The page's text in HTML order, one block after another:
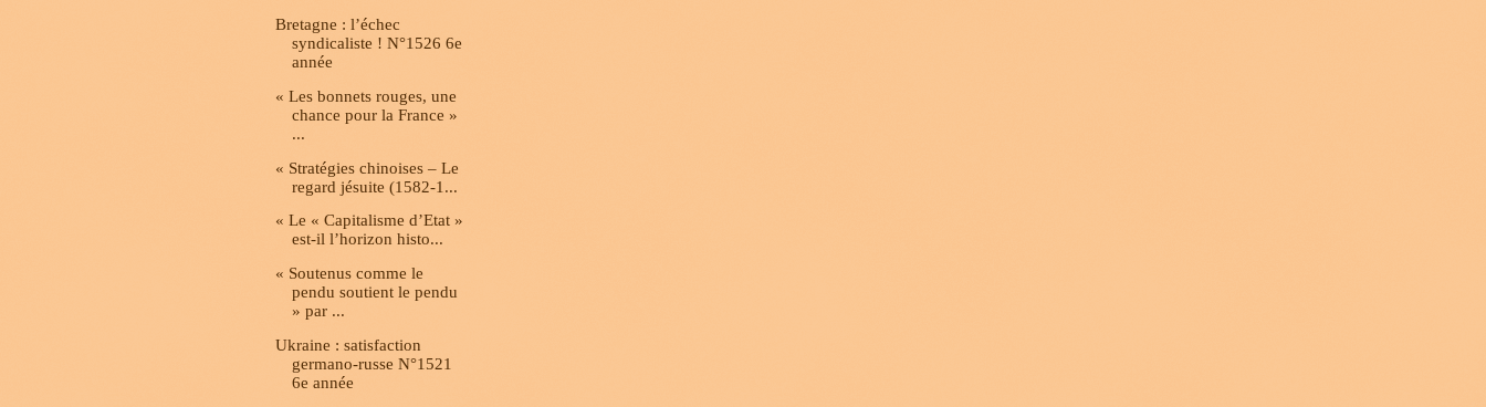
Bretagne : l’échec
syndicaliste ! N°1526 6e
année
« Les bonnets rouges, une
chance pour la France »
...
« Stratégies chinoises – Le
regard jésuite (1582-1...
« Le « Capitalisme d’Etat »
est-il l’horizon histo...
« Soutenus comme le
pendu soutient le pendu
» par ...
Ukraine : satisfaction
germano-russe N°1521
6e année